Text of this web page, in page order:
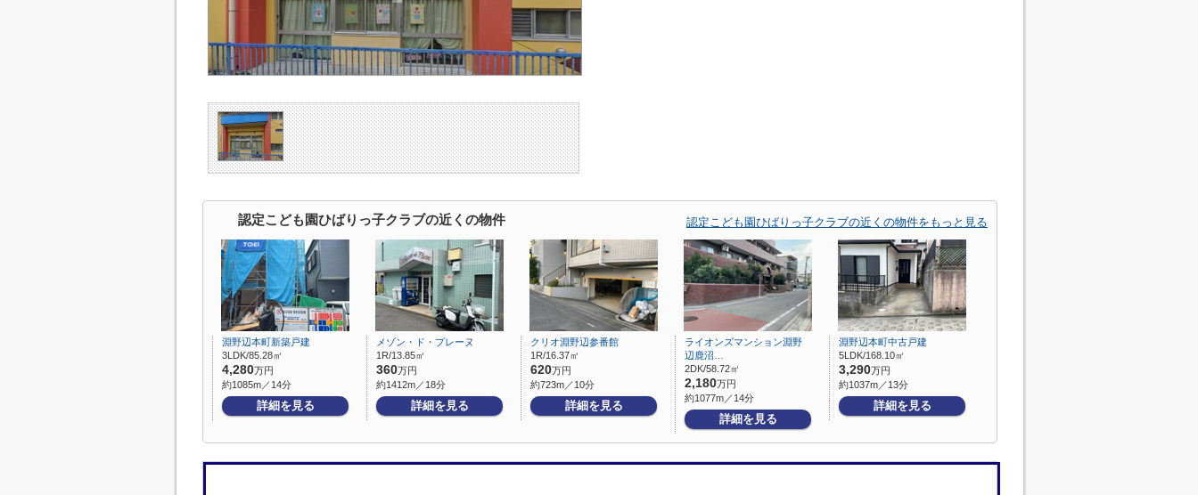
認定こども園ひばりっ子クラブの近くの物件 認定こども園ひばりっ子クラブの近くの物件をもっと見る
淵野辺本町新築戸建
3LDK/85.28㎡
4,280万円
約1085m／14分
詳細を見る
メゾン・ド・プレーヌ
1R/13.85㎡
360万円
約1412m／18分
詳細を見る
クリオ淵野辺参番館
1R/16.37㎡
620万円
約723m／10分
詳細を見る
ライオンズマンション淵野
辺鹿沼…
2DK/58.72㎡
2,180万円
約1077m／14分
詳細を見る
淵野辺本町中古戸建
5LDK/168.10㎡
3,290万円
約1037m／13分
詳細を見る